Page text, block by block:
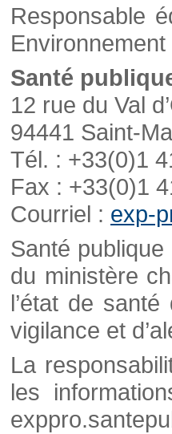
Responsable
Environnement
Santé
12 rue du Val
94441 Saint-
Tél. : +33(0)1
Fax : +33(0)1
Courriel : exp-
Santé
du ministère
l’état de
vigilance et
La
les